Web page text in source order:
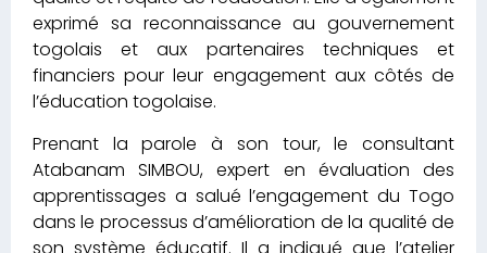
exprimé sa reconnaissance au gouvernement
togolais et aux partenaires techniques et
financiers pour leur engagement aux côtés de
l’éducation togolaise.
Prenant la parole à son tour, le consultant
Atabanam SIMBOU, expert en évaluation des
apprentissages a salué l’engagement du Togo
dans le processus d’amélioration de la qualité de
son système éducatif. Il a indiqué que l’atelier